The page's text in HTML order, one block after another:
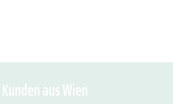
aus Wien